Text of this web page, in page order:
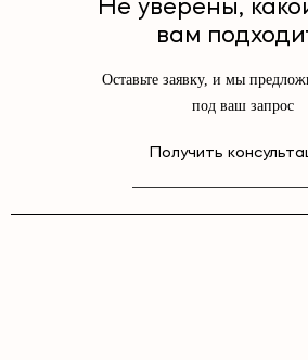
Не уверены,
вам
Оставьте заявку, и мы
под ваш запрос
Получить